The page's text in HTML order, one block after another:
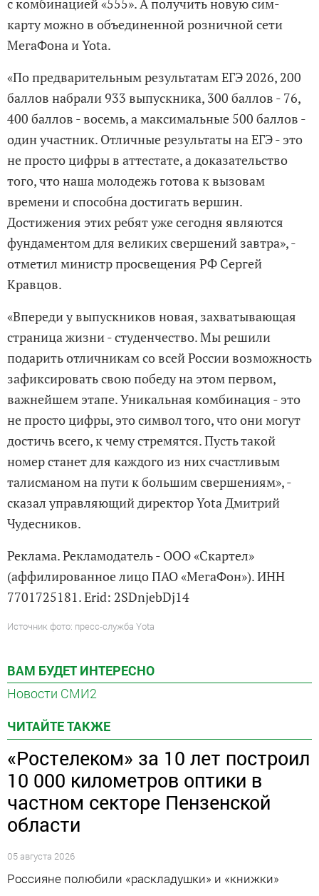
карту можно в объединенной розничной сети
МегаФона и Yota.
«По предварительным результатам ЕГЭ 2026, 200
баллов набрали 933 выпускника, 300 баллов - 76,
400 баллов - восемь, а максимальные 500 баллов -
один участник. Отличные результаты на ЕГЭ - это
не просто цифры в аттестате, а доказательство
того, что наша молодежь готова к вызовам
времени и способна достигать вершин.
Достижения этих ребят уже сегодня являются
фундаментом для великих свершений завтра», -
отметил министр просвещения РФ Сергей
Кравцов.
«Впереди у выпускников новая, захватывающая
страница жизни - студенчество. Мы решили
подарить отличникам со всей России возможность
зафиксировать свою победу на этом первом,
важнейшем этапе. Уникальная комбинация - это
не просто цифры, это символ того, что они могут
достичь всего, к чему стремятся. Пусть такой
номер станет для каждого из них счастливым
талисманом на пути к большим свершениям», -
сказал управляющий директор Yota Дмитрий
Чудесников.
Реклама. Рекламодатель - ООО «Скартел»
(аффилированное лицо ПАО «МегаФон»). ИНН
7701725181. Erid: 2SDnjebDj14
Источник фото: пресс-служба Yota
ВАМ БУДЕТ ИНТЕРЕСНО
Новости СМИ2
ЧИТАЙТЕ ТАКЖЕ
«Ростелеком» за 10 лет построил
10 000 километров оптики в
частном секторе Пензенской
области
05 августа 2026
Россияне полюбили «раскладушки» и «книжки»